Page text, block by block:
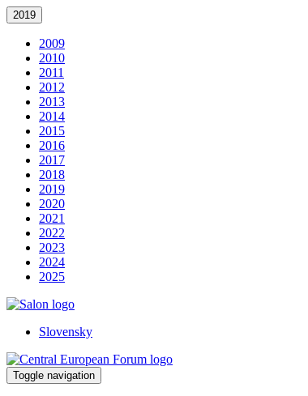
2019
2009
2010
2011
2012
2013
2014
2015
2016
2017
2018
2019
2020
2021
2022
2023
2024
2025
Slovensky
Toggle navigation